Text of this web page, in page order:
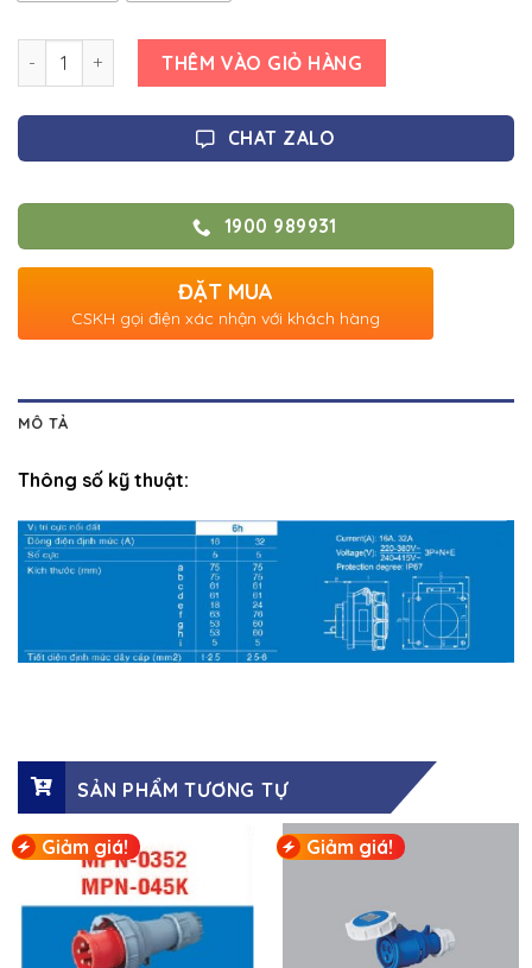
Số lượng THÊM VÀO GIỎ HÀNG
CHAT ZALO
1900 989931
ĐẶT MUA
CSKH gọi điện xác nhận với khách hàng
MÔ TẢ
Thông số kỹ thuật:
SẢN PHẨM TƯƠNG TỰ
Giảm giá! Giảm giá!